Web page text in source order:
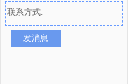
联系方式:
发消息